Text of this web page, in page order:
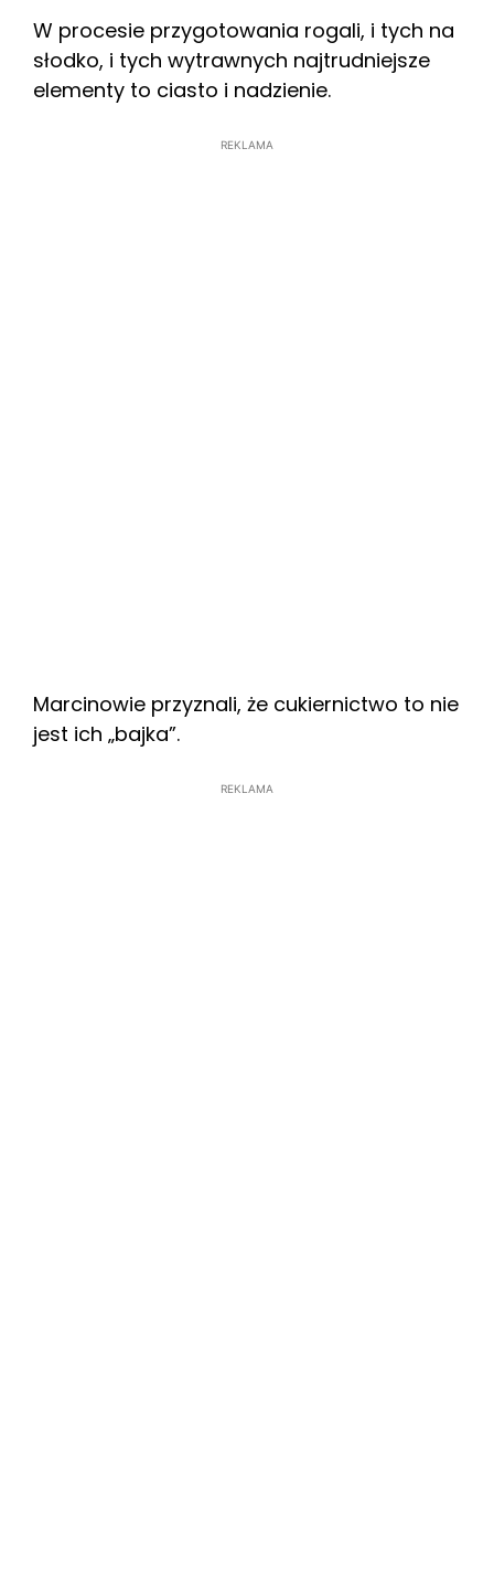
W procesie przygotowania rogali, i tych na
słodko, i tych wytrawnych najtrudniejsze
elementy to ciasto i nadzienie.
REKLAMA
Marcinowie przyznali, że cukiernictwo to nie
jest ich „bajka”.
REKLAMA